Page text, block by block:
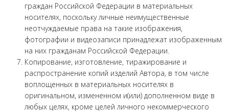
граждан Российской Федерации в материальных
носителях, поскольку личные неимущественные
неотчуждаемые права на такие изображения,
фотографии и видеозаписи принадлежат изображенным
на них гражданам Российской Федерации.
Копирование, изготовление, тиражирование и
распространение копий изделий Автора, в том числе
воплощенных в материальных носителях в
оригинальном, измененном и(или) дополненном виде в
любых целях, кроме целей личного некоммерческого